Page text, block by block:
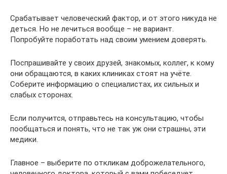
Срабатывает человеческий фактор, и от этого никуда не
деться. Но не лечиться вообще – не вариант.
Попробуйте поработать над своим умением доверять.
Поспрашивайте у своих друзей, знакомых, коллег, к кому
они обращаются, в каких клиниках стоят на учёте.
Соберите информацию о специалистах, их сильных и
слабых сторонах.
Если получится, отправьтесь на консультацию, чтобы
пообщаться и понять, что не так уж они страшны, эти
медики.
Главное – выберите по откликам доброжелательного,